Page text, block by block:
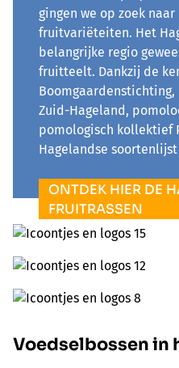
gingen we op zoek naar
fruitvariëteiten. Het
belangrijke regio
fruitteelt. Dankzij de
Boomgaardenstichting,
Zuid-Hageland,
pomologisch kollektief
Hagelandse
ONTDEK HIER DE
FRUITRASSEN
Voedselbossen in